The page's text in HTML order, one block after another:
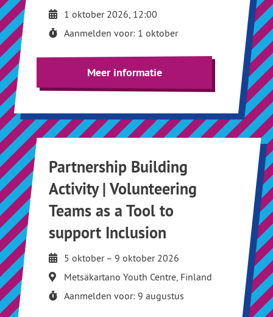
1 oktober 2026, 12:00
Aanmelden voor: 1 oktober
Meer informatie
Partnership Building
Activity | Volunteering
Teams as a Tool to
support Inclusion
5 oktober – 9 oktober 2026
Metsäkartano Youth Centre, Finland
Aanmelden voor: 9 augustus